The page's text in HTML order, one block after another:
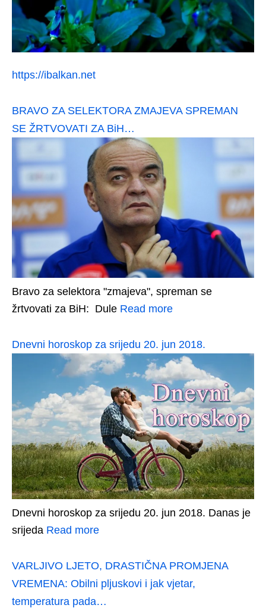
https://ibalkan.net
BRAVO ZA SELEKTORA ZMAJEVA SPREMAN
SE ŽRTVOVATI ZA BiH…
Bravo za selektora "zmajeva", spreman se
žrtvovati za BiH: Dule Read more
Dnevni horoskop za srijedu 20. jun 2018.
Dnevni horoskop za srijedu 20. jun 2018. Danas je
srijeda Read more
VARLJIVO LJETO, DRASTIČNA PROMJENA
VREMENA: Obilni pljuskovi i jak vjetar,
temperatura pada…